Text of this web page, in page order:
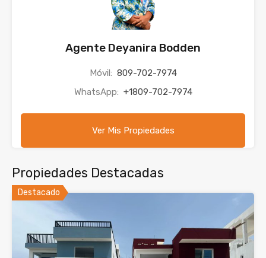
Agente Deyanira Bodden
Móvil: 809-702-7974
WhatsApp: +1809-702-7974
Ver Mis Propiedades
Propiedades Destacadas
Destacado